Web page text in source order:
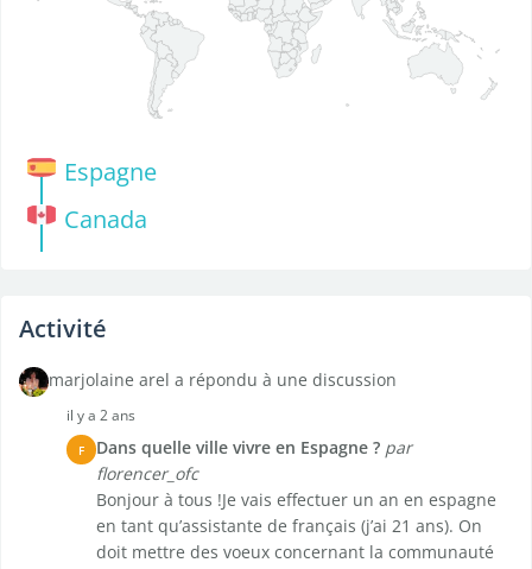
Espagne
Canada
Activité
marjolaine arel a répondu à une discussion
il y a 2 ans
F Dans quelle ville vivre en Espagne ? par
florencer_ofc
Bonjour à tous !Je vais effectuer un an en espagne
en tant qu’assistante de français (j’ai 21 ans). On
doit mettre des voeux concernant la communauté